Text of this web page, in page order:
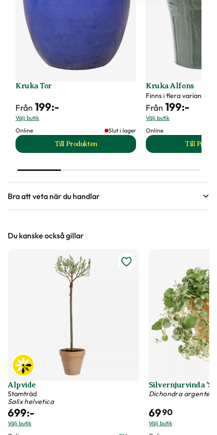
Kruka Tor
Från 199:-
Välj butik
Online
Slut i lager
Till Produkten
till Kruka Tor produktsida
Kruka Alfons
Finns i flera varianter
Från 199:-
Välj butik
Online
Till
Bra att veta när du handlar
Vi försöker alltid ange växternas ungefärliga
är unika så kan måtten och din växts utseende
variera något från informationen och fotona på
Växter är levande varor
Det är naturligt att växter får nya blad och
därmed också tappar blad. Om din växt har
några gula eller bruna bland, så innebär det inte
att växten är döende eller av dålig kvalitet. Vi
rekommenderar att du försiktigt plockar bort
dessa blad vid ankomst.
Du kanske också gillar
Alpvide
Stamträd
Salix helvetica
699:-
Välj butik
Silvernjurvinda
Dichondra argentea
6990
Välj butik